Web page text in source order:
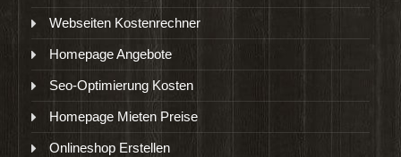
Webseiten Kostenrechner
Homepage Angebote
Seo-Optimierung Kosten
Homepage Mieten Preise
Onlineshop Erstellen